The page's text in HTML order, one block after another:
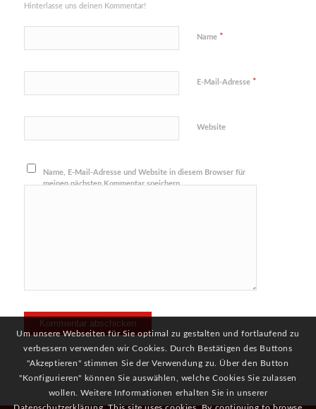
Hinterlasse uns deinen Kommentar!
Name *
E-Mail-Adresse *
Website
Name, E-Mail-Adresse und Website in diesem Browser für
meinen nächsten Kommentar speichern.
Um unsere Webseiten für Sie optimal zu gestalten und fortlaufend zu
verbessern verwenden wir Cookies. Durch Bestätigen des Buttons
"Akzeptieren" stimmen Sie der Verwendung zu. Über den Button
"Konfigurieren" können Sie auswählen, welche Cookies Sie zulassen
wollen. Weitere Informationen erhalten Sie in unserer